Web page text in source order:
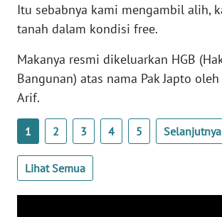
Itu sebabnya kami mengambil alih,
tanah dalam kondisi free.
Makanya resmi dikeluarkan HGB
Bangunan) atas nama Pak Japto oleh
Arif.
1 2 3 4 5 Selanjutnya
Lihat Semua
WN
WN
SERAMBI
JAMBI
WN
SULTRA